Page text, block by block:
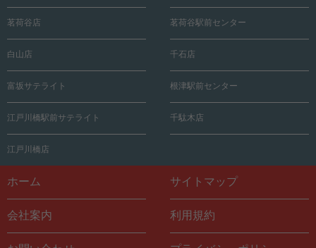
茗荷谷店 茗荷谷駅前センター
白山店 千石店
富坂サテライト 根津駅前センター
江戸川橋駅前サテライト 千駄木店
江戸川橋店
ホーム サイトマップ
会社案内 利用規約